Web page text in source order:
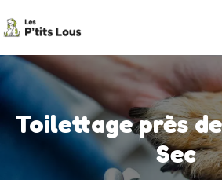
Toilettage près
Sec